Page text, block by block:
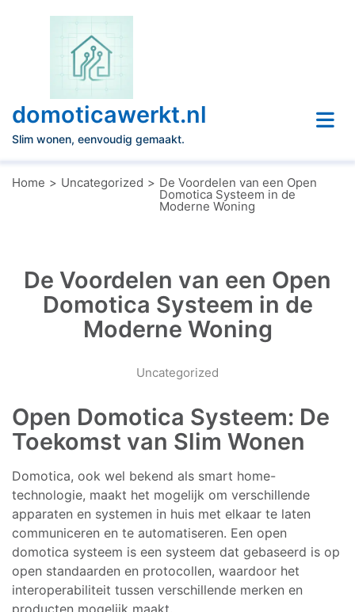
domoticawerkt.nl
Slim wonen, eenvoudig gemaakt.
Home Uncategorized De Voordelen van een Open
Domotica Systeem in de
Moderne Woning
De Voordelen van een Open
Domotica Systeem in de
Moderne Woning
Uncategorized
Open Domotica Systeem: De
Toekomst van Slim Wonen
Domotica, ook wel bekend als smart home-
technologie, maakt het mogelijk om verschillende
apparaten en systemen in huis met elkaar te laten
communiceren en te automatiseren. Een open
domotica systeem is een systeem dat gebaseerd is op
open standaarden en protocollen, waardoor het
interoperabiliteit tussen verschillende merken en
producten mogelijk maakt.